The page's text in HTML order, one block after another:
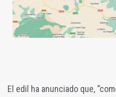
El edil ha anunciado que,